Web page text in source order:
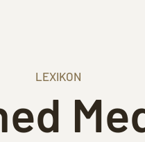
LEXIKON